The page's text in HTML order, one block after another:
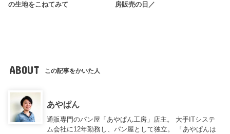
の生地をこねてみて
房販売の日／
ABOUT この記事をかいた人
あやぱん
通販専門のパン屋「あやぱん工房」店主。 大手ITシステ
ム会社に12年勤務し、パン屋として独立。 「あやぱんは